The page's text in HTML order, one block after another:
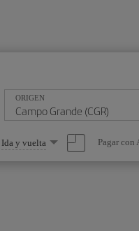
ORIGEN
Seleccione
una
opción
Ida y vuelta Pagar con